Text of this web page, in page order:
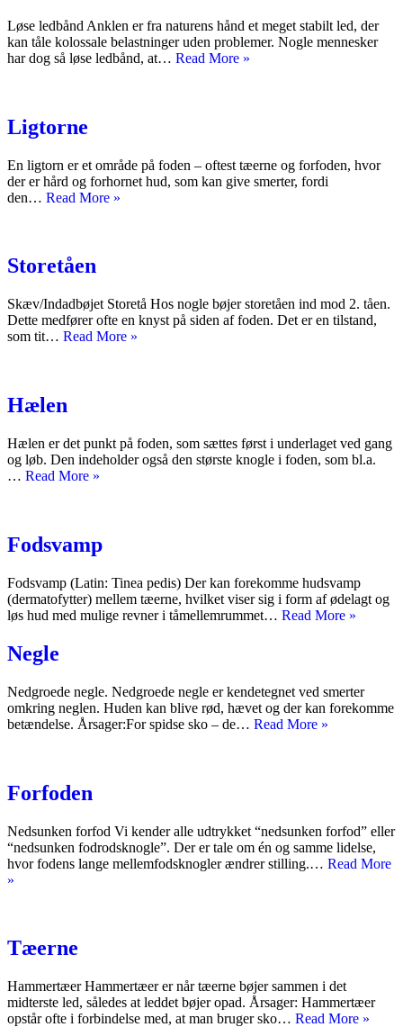
Løse ledbånd Anklen er fra naturens hånd et meget stabilt led, der
kan tåle kolossale belastninger uden problemer. Nogle mennesker
har dog så løse ledbånd, at… Read More »
Ligtorne
En ligtorn er et område på foden – oftest tæerne og forfoden, hvor
der er hård og forhornet hud, som kan give smerter, fordi
den… Read More »
Storetåen
Skæv/Indadbøjet Storetå Hos nogle bøjer storetåen ind mod 2. tåen.
Dette medfører ofte en knyst på siden af foden. Det er en tilstand,
som tit… Read More »
Hælen
Hælen er det punkt på foden, som sættes først i underlaget ved gang
og løb. Den indeholder også den største knogle i foden, som bl.a.
… Read More »
Fodsvamp
Fodsvamp (Latin: Tinea pedis) Der kan forekomme hudsvamp
(dermatofytter) mellem tæerne, hvilket viser sig i form af ødelagt og
løs hud med mulige revner i tåmellemrummet… Read More »
Negle
Nedgroede negle. Nedgroede negle er kendetegnet ved smerter
omkring neglen. Huden kan blive rød, hævet og der kan forekomme
betændelse. Årsager:For spidse sko – de… Read More »
Forfoden
Nedsunken forfod Vi kender alle udtrykket “nedsunken forfod” eller
“nedsunken fodrodsknogle”. Der er tale om én og samme lidelse,
hvor fodens lange mellemfodsknogler ændrer stilling.… Read More
»
Tæerne
Hammertæer Hammertæer er når tæerne bøjer sammen i det
midterste led, således at leddet bøjer opad. Årsager: Hammertæer
opstår ofte i forbindelse med, at man bruger sko… Read More »